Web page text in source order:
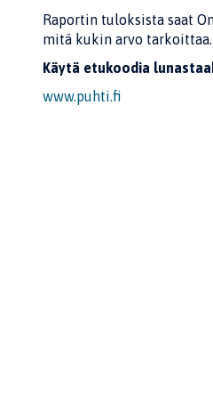
Raportin tuloksista saat
mitä kukin arvo tarkoittaa.
Käytä etukoodia
www.puhti.fi